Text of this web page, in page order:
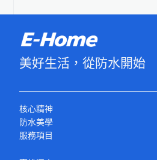
美好生活，從防水開始
核心精神
防水美學
服務項目